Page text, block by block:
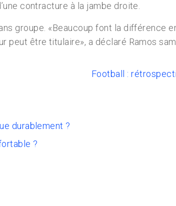
contracture à la jambe droite.
groupe. «Beaucoup font la différence
peut être titulaire», a déclaré Ramos
Football :
durablement ?
?